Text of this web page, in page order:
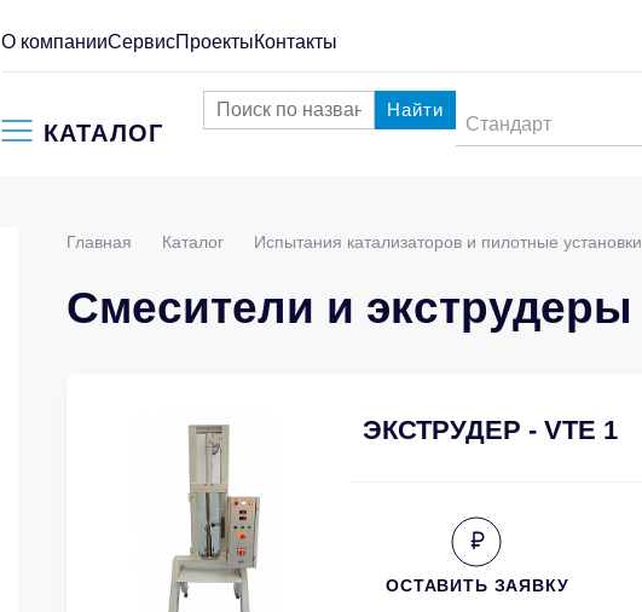
О компанииСервисПроектыКонтакты
КАТАЛОГ
Найти
Стандарт
Главная Каталог Испытания катализаторов и пилотные установки
Смесители и экструдеры
ЭКСТРУДЕР - VTE 1
ОСТАВИТЬ ЗАЯВКУ